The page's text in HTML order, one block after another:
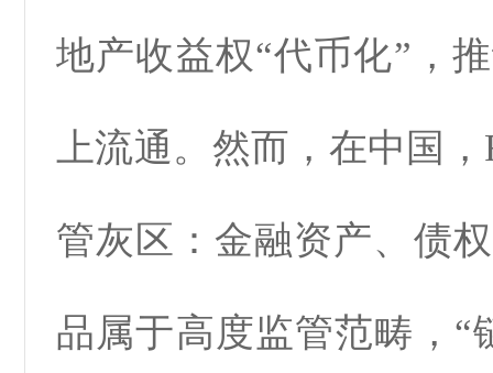
地产收益权“代币化”，
上流通。然而，在中国，
管灰区：金融资产、债
品属于高度监管范畴，“